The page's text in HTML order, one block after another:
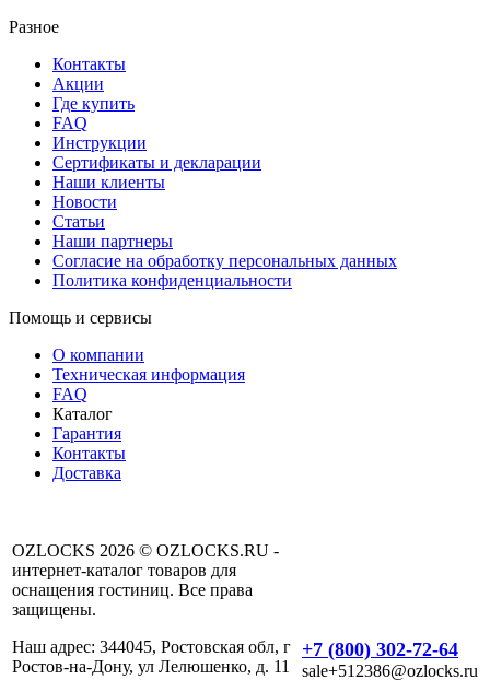
Разное
Контакты
Акции
Где купить
FAQ
Инструкции
Сертификаты и декларации
Наши клиенты
Новости
Статьи
Наши партнеры
Согласие на обработку персональных данных
Политика конфиденциальности
Помощь и сервисы
О компании
Техническая информация
FAQ
Каталог
Гарантия
Контакты
Доставка
OZLOCKS 2026 © OZLOCKS.RU -
интернет-каталог товаров для
оснащения гостиниц. Все права
защищены.
Наш адрес: 344045, Ростовская обл, г
Ростов-на-Дону, ул Лелюшенко, д. 11
+7 (800) 302-72-64
sale+512386@ozlocks.ru